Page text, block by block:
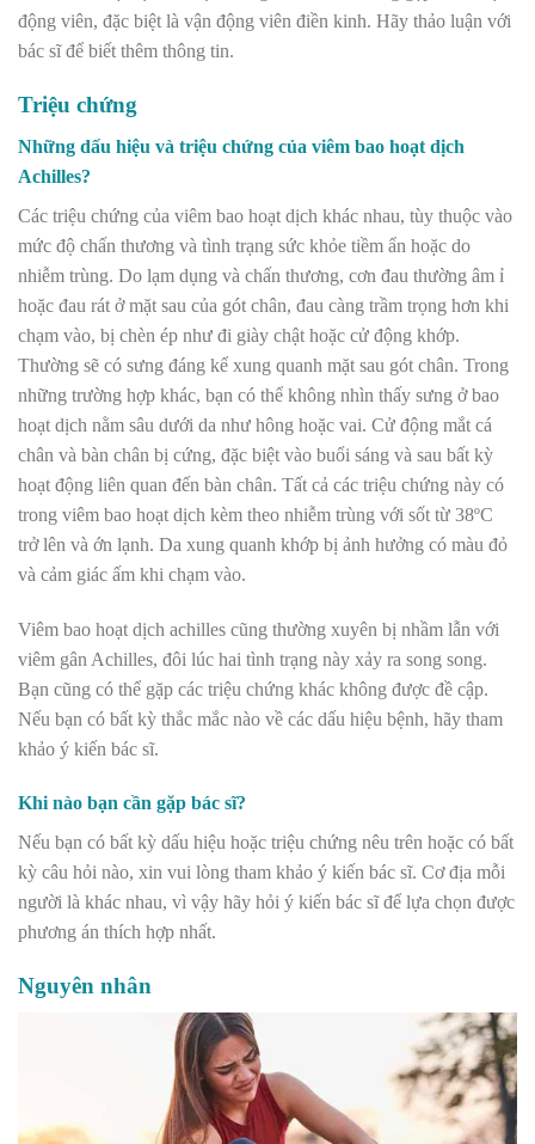
động viên, đặc biệt là vận động viên điền kinh. Hãy thảo luận với
bác sĩ để biết thêm thông tin.
Triệu chứng
Những dấu hiệu và triệu chứng của viêm bao hoạt dịch
Achilles?
Các triệu chứng của viêm bao hoạt dịch khác nhau, tùy thuộc vào
mức độ chấn thương và tình trạng sức khỏe tiềm ẩn hoặc do
nhiễm trùng. Do lạm dụng và chấn thương, cơn đau thường âm ỉ
hoặc đau rát ở mặt sau của gót chân, đau càng trầm trọng hơn khi
chạm vào, bị chèn ép như đi giày chật hoặc cử động khớp.
Thường sẽ có sưng đáng kể xung quanh mặt sau gót chân. Trong
những trường hợp khác, bạn có thể không nhìn thấy sưng ở bao
hoạt dịch nằm sâu dưới da như hông hoặc vai. Cử động mắt cá
chân và bàn chân bị cứng, đặc biệt vào buổi sáng và sau bất kỳ
hoạt động liên quan đến bàn chân. Tất cả các triệu chứng này có
trong viêm bao hoạt dịch kèm theo nhiễm trùng với sốt từ 38ºC
trở lên và ớn lạnh. Da xung quanh khớp bị ảnh hưởng có màu đỏ
và cảm giác ấm khi chạm vào.
Viêm bao hoạt dịch achilles cũng thường xuyên bị nhầm lẫn với
viêm gân Achilles, đôi lúc hai tình trạng này xảy ra song song.
Bạn cũng có thể gặp các triệu chứng khác không được đề cập.
Nếu bạn có bất kỳ thắc mắc nào về các dấu hiệu bệnh, hãy tham
khảo ý kiến bác sĩ.
Khi nào bạn cần gặp bác sĩ?
Nếu bạn có bất kỳ dấu hiệu hoặc triệu chứng nêu trên hoặc có bất
kỳ câu hỏi nào, xin vui lòng tham khảo ý kiến bác sĩ. Cơ địa mỗi
người là khác nhau, vì vậy hãy hỏi ý kiến bác sĩ để lựa chọn được
phương án thích hợp nhất.
Nguyên nhân